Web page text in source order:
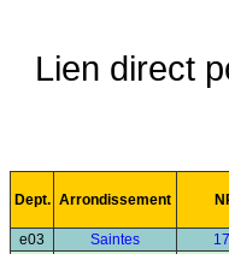
Lien direct
Dept. Arrondissement
e03 Saintes